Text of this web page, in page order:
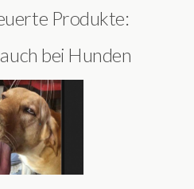
Produkte:
bei Hunden